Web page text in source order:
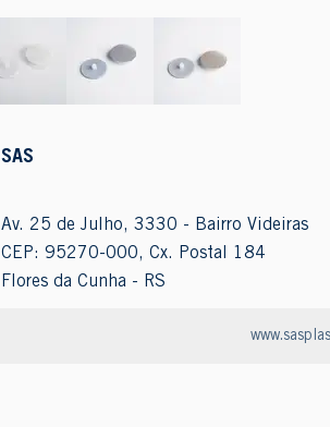
SAS
Av. 25 de Julho, 3330 - Bairro Videiras
CEP: 95270-000, Cx. Postal 184
Flores da Cunha - RS